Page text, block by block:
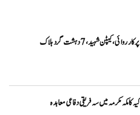
کیپٹن شہید، 7 دہشت گرد ہلاک
مکہ مکرمہ میں سہ فریقی دفاعی معاہدہ